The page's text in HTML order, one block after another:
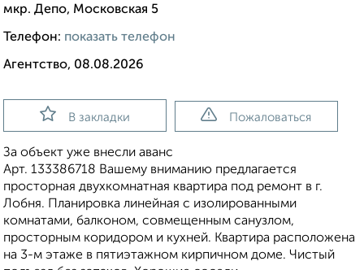
мкр. Депо, Московская 5
Телефон: показать телефон
Агентство, 08.08.2026
В закладки Пожаловаться
За объект уже внесли аванс
Арт. 133386718 Вашему вниманию предлагается
просторная двухкомнатная квартира под ремонт в г.
Лобня. Планировка линейная с изолированными
комнатами, балконом, совмещенным санузлом,
просторным коридором и кухней. Квартира расположена
на 3-м этаже в пятиэтажном кирпичном доме. Чистый